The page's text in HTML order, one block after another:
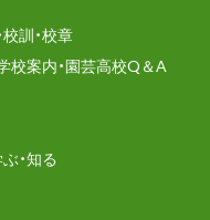
校訓・校章
校案内・園芸高校Q＆A
・知る